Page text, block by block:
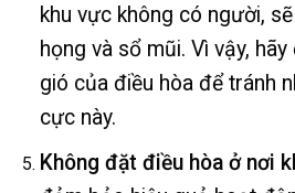
khu vực không có người,
họng và sổ mũi. Vì vậy,
gió của điều hòa để tránh
cực này.
Không đặt điều hòa ở nơi